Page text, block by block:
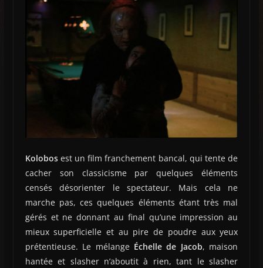
Kolobosest un film franchement bancal, qui tente de
cacher son classicisme par quelques éléments
censés désorienter le spectateur. Mais cela ne
marche pas, ces quelques éléments étant très mal
gérés et ne donnant au final qu’une impression au
mieux superficielle et au pire de poudre aux yeux
prétentieuse. Le mélange Échelle de Jacob, maison
hantée et slasher n’aboutit à rien, tant le slasher